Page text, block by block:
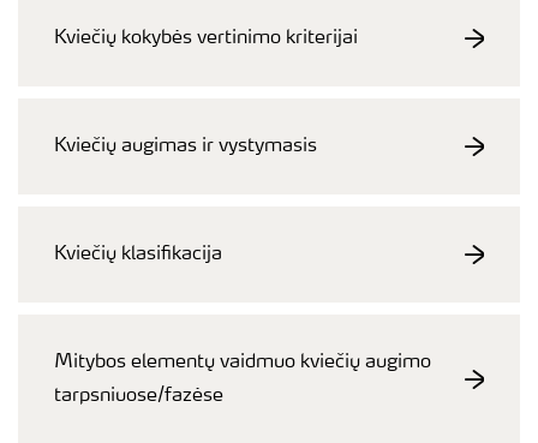
Kviečių kokybės vertinimo kriterijai
Kviečių augimas ir vystymasis
Kviečių klasifikacija
Mitybos elementų vaidmuo kviečių augimo
tarpsniuose/fazėse